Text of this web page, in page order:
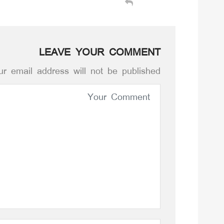
LEAVE YOUR COMMENT
email address will not be published.*